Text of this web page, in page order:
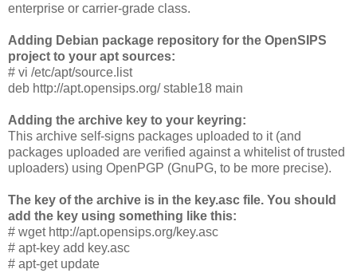
enterprise or carrier-grade class.
Adding Debian package repository for the OpenSIPS
project to your apt sources:
# vi /etc/apt/source.list
deb http://apt.opensips.org/ stable18 main
Adding the archive key to your keyring:
This archive self-signs packages uploaded to it (and
packages uploaded are verified against a whitelist of trusted
uploaders) using OpenPGP (GnuPG, to be more precise).
The key of the archive is in the key.asc file. You should
add the key using something like this:
# wget http://apt.opensips.org/key.asc
# apt-key add key.asc
# apt-get update